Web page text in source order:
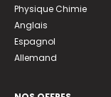
Physique Chimie
Anglais
Espagnol
Allemand